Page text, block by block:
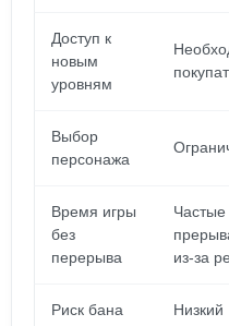
Доступ к
новым
уровням
Выбор
персонажа
Время игры
без
перерыва
Частые
из-за
Риск бана Низкий